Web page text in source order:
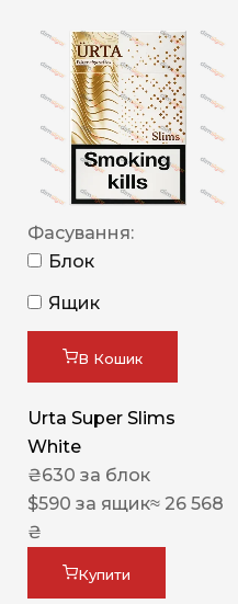
Фасування:
Блок
Ящик
В Кошик
Urta Super Slims
White
₴630 за блок
$590 за ящик≈ 26 568
₴
Купити